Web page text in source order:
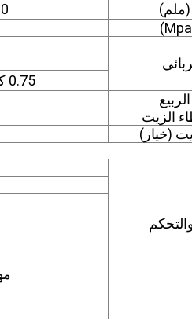
(ملم)
0.75 كيلوواط
الزيت
(خيار)